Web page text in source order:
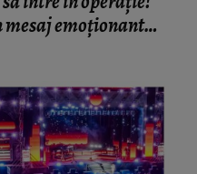
mesaj emoționant